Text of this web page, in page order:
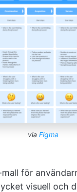
via Figma
för
visuell och